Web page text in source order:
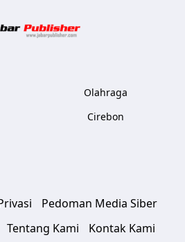
Olahraga
Cirebon
Pedoman Media Siber
Tentang Kami Kontak Kami